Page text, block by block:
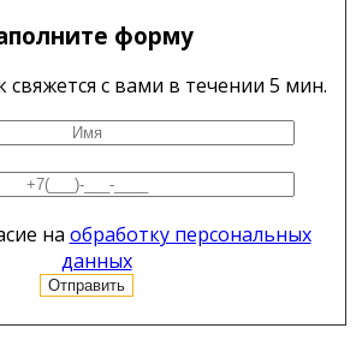
форму
свяжется с вами в течении 5 мин.
на обработку персональных
данных